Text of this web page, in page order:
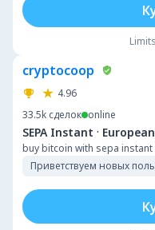
cryptocoop
4.96
33.5k сделок online
SEPA Instant ·
buy bitcoin with sepa
Приветствуем новых